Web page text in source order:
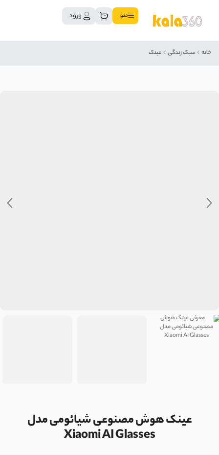
منو ورود
خانه سبک زندگی عینک
عینک هوش مصنوعی شیائومی مدل
Xiaomi AI Glasses